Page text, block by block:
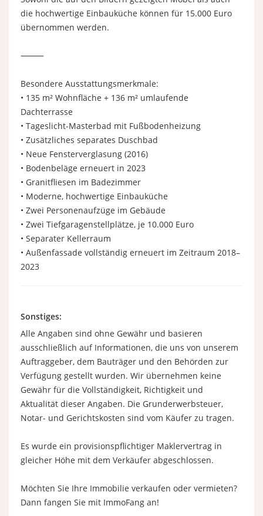
die hochwertige Einbauküche können für 15.000 Euro
übernommen werden.
⸻
Besondere Ausstattungsmerkmale:
• 135 m² Wohnfläche + 136 m² umlaufende
Dachterrasse
• Tageslicht-Masterbad mit Fußbodenheizung
• Zusätzliches separates Duschbad
• Neue Fensterverglasung (2016)
• Bodenbeläge erneuert in 2023
• Granitfliesen im Badezimmer
• Moderne, hochwertige Einbauküche
• Zwei Personenaufzüge im Gebäude
• Zwei Tiefgaragenstellplätze, je 10.000 Euro
• Separater Kellerraum
• Außenfassade vollständig erneuert im Zeitraum 2018–
2023
Sonstiges:
Alle Angaben sind ohne Gewähr und basieren
ausschließlich auf Informationen, die uns von unserem
Auftraggeber, dem Bauträger und den Behörden zur
Verfügung gestellt wurden. Wir übernehmen keine
Gewähr für die Vollständigkeit, Richtigkeit und
Aktualität dieser Angaben. Die Grunderwerbsteuer,
Notar- und Gerichtskosten sind vom Käufer zu tragen.
Es wurde ein provisionspflichtiger Maklervertrag in
gleicher Höhe mit dem Verkäufer abgeschlossen.
Möchten Sie Ihre Immobilie verkaufen oder vermieten?
Dann fangen Sie mit ImmoFang an!